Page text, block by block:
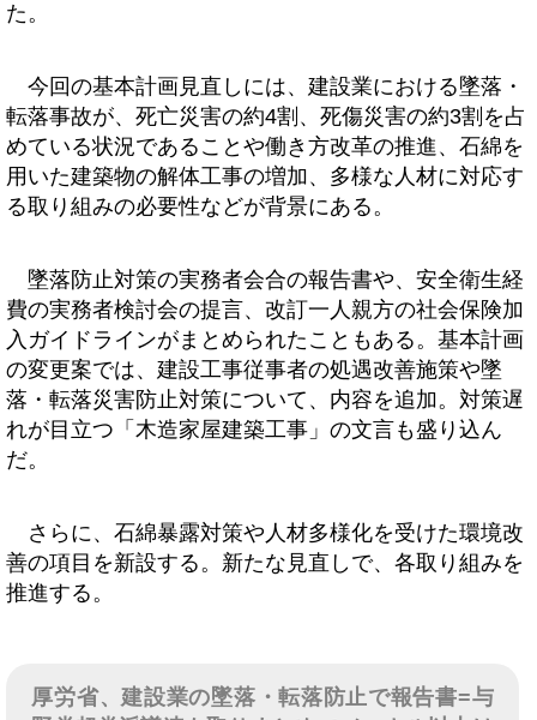
た。
今回の基本計画見直しには、建設業における墜落・
転落事故が、死亡災害の約4割、死傷災害の約3割を占
めている状況であることや働き方改革の推進、石綿を
用いた建築物の解体工事の増加、多様な人材に対応す
る取り組みの必要性などが背景にある。
墜落防止対策の実務者会合の報告書や、安全衛生経
費の実務者検討会の提言、改訂一人親方の社会保険加
入ガイドラインがまとめられたこともある。基本計画
の変更案では、建設工事従事者の処遇改善施策や墜
落・転落災害防止対策について、内容を追加。対策遅
れが目立つ「木造家屋建築工事」の文言も盛り込ん
だ。
さらに、石綿暴露対策や人材多様化を受けた環境改
善の項目を新設する。新たな見直しで、各取り組みを
推進する。
厚労省、建設業の墜落・転落防止で報告書=与